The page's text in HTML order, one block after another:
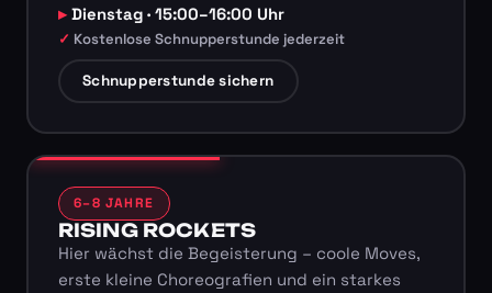
Dienstag · 15:00–16:00 Uhr
Kostenlose Schnupperstunde jederzeit
Schnupperstunde sichern
6–8 JAHRE
RISING ROCKETS
Hier wächst die Begeisterung – coole Moves,
erste kleine Choreografien und ein starkes